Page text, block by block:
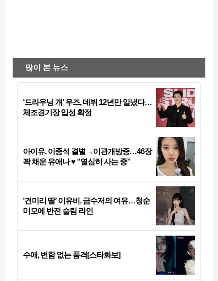
많이 본 뉴스
‘드라우닝 걔’ 우즈, 데뷔 12년만 일냈다…
체조경기장 입성 확정
아이유, 이종석 결별→이관개방증…46장
꽉 채운 유애나 ♥ “열심히 사는 중”
‘견미리 딸’ 이유비, 금수저의 여유…청순
미모에 반전 슬림 라인
수애, 변함 없는 품격[스타화보]